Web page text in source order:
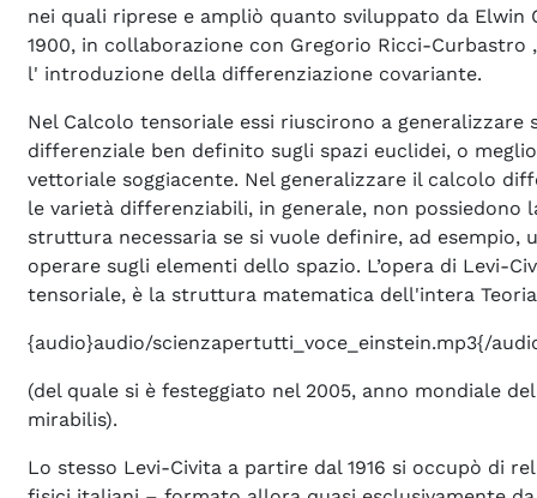
nei quali riprese e ampliò quanto sviluppato da
1900, in collaborazione con Gregorio Ricci-
l' introduzione della differenziazione covariante.
Nel Calcolo tensoriale essi riuscirono a
differenziale ben definito sugli spazi euclidei, o
vettoriale soggiacente. Nel generalizzare il calcolo
le varietà differenziabili, in generale, non
struttura necessaria se si vuole definire, ad esempio,
operare sugli elementi dello spazio. L’opera di Levi-
tensoriale, è la struttura matematica dell'intera
{audio}audio/scienzapertutti_voce_einstein.mp3{/
(del quale si è festeggiato nel 2005, anno mondiale
mirabilis).
Lo stesso Levi-Civita a partire dal 1916 si occupò di